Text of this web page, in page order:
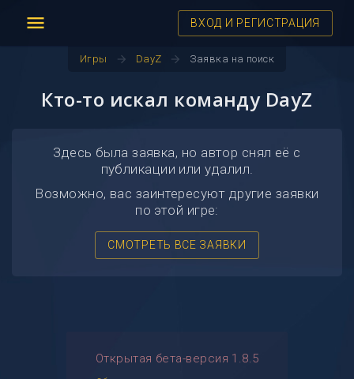
menu ВХОД И РЕГИСТРАЦИЯ
Игры arrow_forward DayZ arrow_forward Заявка на поиск
Кто-то искал команду DayZ
Здесь была заявка, но автор снял её с
публикации или удалил.
Возможно, вас заинтересуют другие заявки
по этой игре:
СМОТРЕТЬ ВСЕ ЗАЯВКИ
Открытая бета-версия 1.8.5